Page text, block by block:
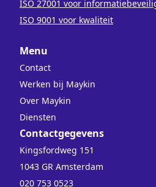
ISO 27001 voor
ISO 9001 voor kwaliteit
Menu
Contact
Werken bij Maykin
Over Maykin
Diensten
Contactgegevens
Kingsfordweg 151
1043 GR Amsterdam
020 753 0523